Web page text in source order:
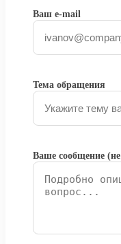
Ваш e-mail
Тема обращения
Ваше сообщение (не